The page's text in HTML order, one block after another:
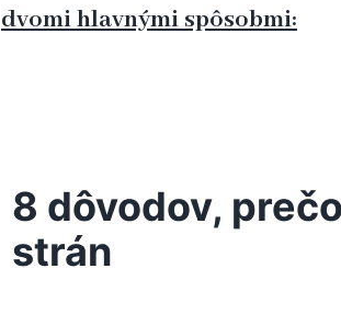
dvomi hlavnými spôsobmi:
8 dôvodov,
strán